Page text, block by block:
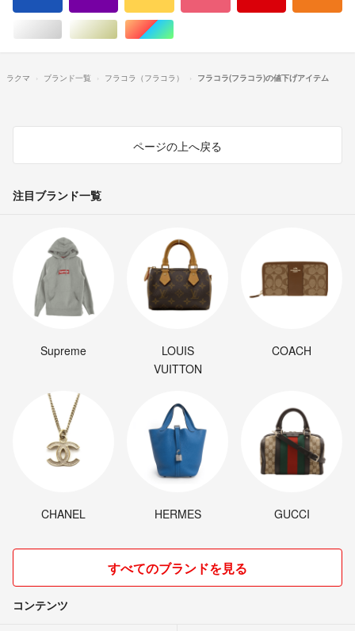
シルバー/銀色系ゴールド/金色系マルチカラー
ラクマ ブランド一覧 フラコラ（フラコラ） フラコラ(フラコラ)の値下げアイテム
ページの上へ戻る
注目ブランド一覧
Supreme
LOUIS
VUITTON
COACH
CHANEL HERMES GUCCI
すべてのブランドを見る
コンテンツ